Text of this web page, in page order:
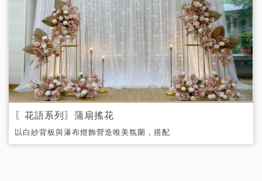
〖花語系列〗蒲扇搖花
以白紗背板與瀑布燈飾營造唯美氛圍，搭配
別緻的方形花架組，展現東方韻味與現代浪